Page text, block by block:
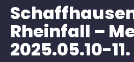
Rheinfall –
2025.05.10-11.